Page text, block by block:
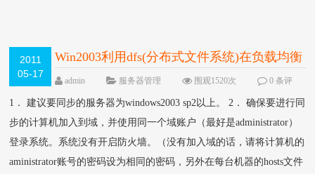
2011
05-17
Win2003利用dfs(分布式文件系统)在负载均衡
下的文件同步配置方案
NEW
admin 服务器管理 围观1520次
0 条评
1． 建议要同步的服务器为windows2003 sp2以上。 2． 确保要进行同
步的计算机加入到域，并使用同一个域账户（最好是administrator）
登录系统。系统没有开启防火墙。（没有加入域的话，请将计算机的
aministrator账号的密码设为相同的密码，另外在每台机器的hosts文件